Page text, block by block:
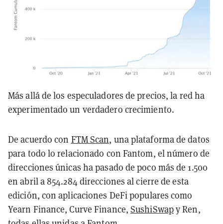
Más allá de los especuladores de precios, la red ha
experimentado un verdadero crecimiento.
De acuerdo con FTM Scan, una plataforma de datos
para todo lo relacionado con Fantom, el número de
direcciones únicas ha pasado de poco más de 1.500
en abril a 854.284 direcciones al cierre de esta
edición, con aplicaciones DeFi populares como
Yearn Finance, Curve Finance,SushiSwapy Ren,